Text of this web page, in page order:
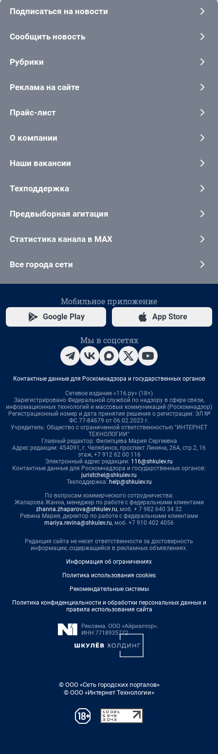
Подписаться на новости
Сообщить новость
Рубрики
Реклама на сайте
Прайс-лист
О компании
Наши вакансии
Техподдержка
Предвыборная агитация
Статистика канала в MAX
Все города сети
Мобильное приложение
Google Play App Store
Мы в соцсетях
Контактные данные для Роскомнадзора и государственных органов
Сетевое издание «116.ру» (18+)
Зарегистрировано Федеральной службой по надзору в сфере связи,
информационных технологий и массовых коммуникаций (Роскомнадзор)
Регистрационный номер и дата принятия решения о регистрации: ЭЛ №
ФС 77-84679 от 06.02.2023 г.
Учредитель: Общество с ограниченной ответственностью "ИНТЕРНЕТ
ТЕХНОЛОГИИ"
Главный редактор: Филипцева Мария Сергеевна
Адрес редакции: 454091, г. Челябинск, проспект Ленина, 26А, стр.2, 16
этаж, +7 912 62 00 116
Электронный адрес редакции: 116@shkulev.ru
Контактные данные для Роскомнадзора и государственных органов:
juristchel@shkulev.ru
Техподдержка: help@shkulev.ru
По вопросам коммерческого сотрудничества:
Жапарова Жанна, менеджер по работе с федеральными клиентами
zhanna.zhaparova@shkulev.ru, моб. + 7 982 640 34 32
Ревина Мария, директор по работе с федеральными клиентами
mariya.revina@shkulev.ru, моб. +7 910 402 4056
Редакция сайта не несет ответственности за достоверность
информации, содержащейся в рекламных объявлениях.
Информация об ограничениях
Политика использования cookies
Рекомендательные системы
Политика конфиденциальности и обработки персональных данных и
правила использования сайта
© ООО «Сеть городских порталов»
© ООО «Интернет Технологии»